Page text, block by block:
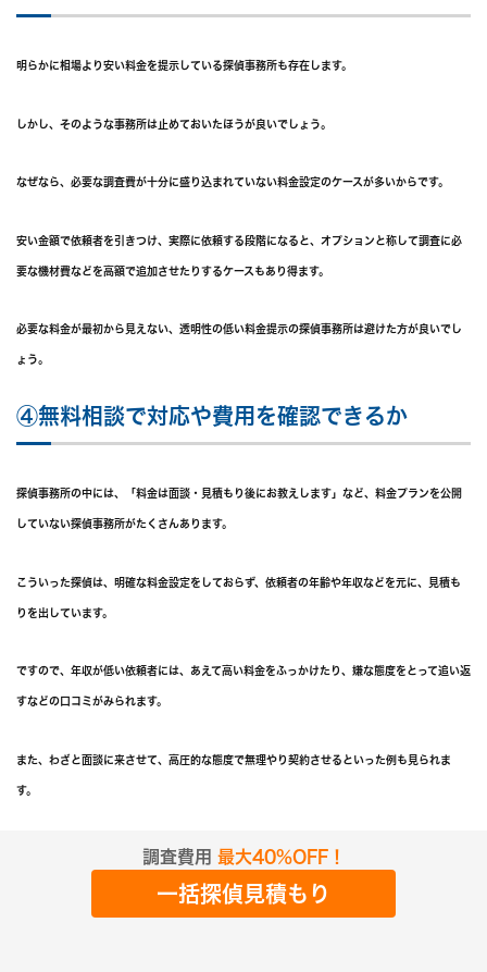
調査費用 最大40%OFF！
一括探偵見積もり
明らかに相場より安い料金を提示している探偵事務所も存在します。
しかし、そのような事務所は止めておいたほうが良いでしょう。
なぜなら、必要な調査費が十分に盛り込まれていない料金設定のケースが多いからです。
安い金額で依頼者を引きつけ、実際に依頼する段階になると、オプションと称して調査に必
要な機材費などを高額で追加させたりするケースもあり得ます。
必要な料金が最初から見えない、透明性の低い料金提示の探偵事務所は避けた方が良いでし
ょう。
④無料相談で対応や費用を確認できるか
探偵事務所の中には、「料金は面談・見積もり後にお教えします」など、料金プランを公開
していない探偵事務所がたくさんあります。
こういった探偵は、明確な料金設定をしておらず、依頼者の年齢や年収などを元に、見積も
りを出しています。
ですので、年収が低い依頼者には、あえて高い料金をふっかけたり、嫌な態度をとって追い返
すなどの口コミがみられます。
また、わざと面談に来させて、高圧的な態度で無理やり契約させるといった例も見られま
す。
無料相談やホームページで、きちんと費用を確認できる探偵を選びましょう。
⑤弁護士と連携しているか